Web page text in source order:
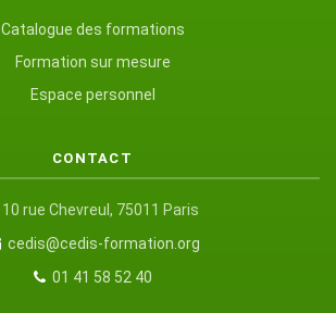
Catalogue des formations
Formation sur mesure
Espace personnel
CONTACT
10 rue Chevreul, 75011 Paris
cedis@cedis-formation.org
01 41 58 52 40